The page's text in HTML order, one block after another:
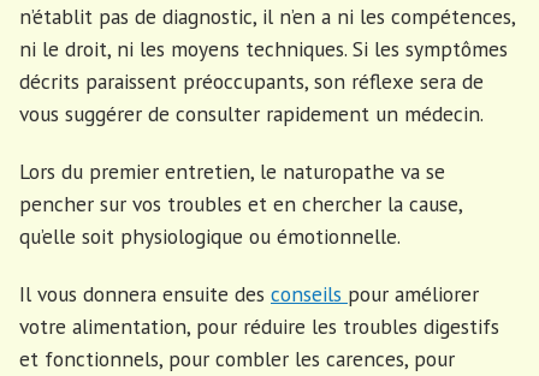
n’établit pas de diagnostic, il n’en a ni les compétences,
ni le droit, ni les moyens techniques. Si les symptômes
décrits paraissent préoccupants, son réflexe sera de
vous suggérer de consulter rapidement un médecin.
Lors du premier entretien, le naturopathe va se
pencher sur vos troubles et en chercher la cause,
qu’elle soit physiologique ou émotionnelle.
Il vous donnera ensuite des conseils pour améliorer
votre alimentation, pour réduire les troubles digestifs
et fonctionnels, pour combler les carences, pour